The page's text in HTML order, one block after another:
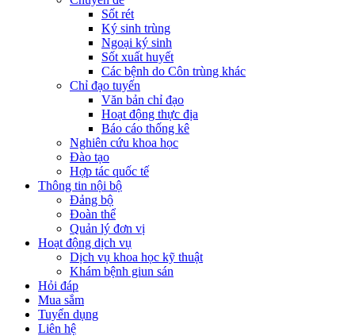
Sốt rét
Ký sinh trùng
Ngoại ký sinh
Sốt xuất huyết
Các bệnh do Côn trùng khác
Chỉ đạo tuyến
Văn bản chỉ đạo
Hoạt động thực địa
Báo cáo thống kê
Nghiên cứu khoa học
Đào tạo
Hợp tác quốc tế
Thông tin nội bộ
Đảng bộ
Đoàn thể
Quản lý đơn vị
Hoạt động dịch vụ
Dịch vụ khoa học kỹ thuật
Khám bệnh giun sán
Hỏi đáp
Mua sắm
Tuyển dụng
Liên hệ